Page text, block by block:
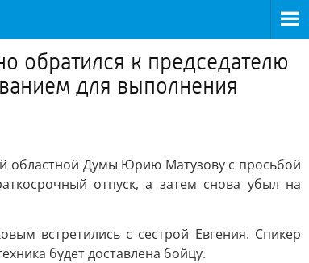
обратился к председателю
для выполнения
областной Думы Юрию Матузову с просьбой
отпуск, а затем снова убыл на
встретились с сестрой Евгения. Спикер
будет доставлена бойцу.